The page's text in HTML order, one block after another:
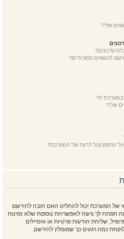
שלי?
עדכונים?
לנושאים ספציפיים?
במערכת זו?
שלי?
החוק/ניצול לרעה של המערכת?
המערכת יכול להחליט האם חובה להירשם
תפתח לך גישה לאפשרויות נוספות שלא זמינות
שליחת הודעות פרטיות או אימיילים
כמה רגעים כך שמומלץ להירשם.